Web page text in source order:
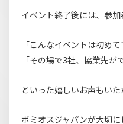
イベント終了後には、参加
「こんなイベントは初めて
「その場で3社、協業先が
といった嬉しいお声もいた
ボミオスジャパンが大切